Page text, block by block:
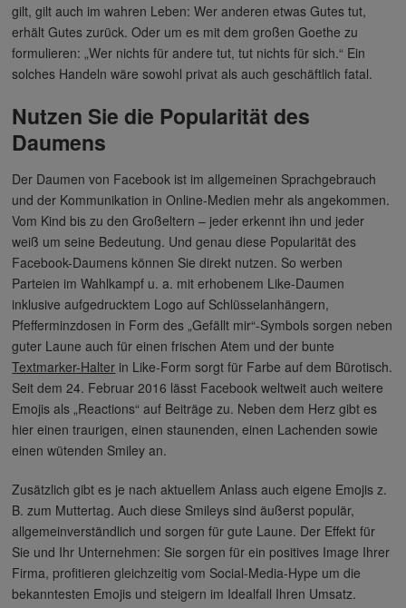
gilt, gilt auch im wahren Leben: Wer anderen etwas Gutes tut,
erhält Gutes zurück. Oder um es mit dem großen Goethe zu
formulieren: „Wer nichts für andere tut, tut nichts für sich.“ Ein
solches Handeln wäre sowohl privat als auch geschäftlich fatal.
Nutzen Sie die Popularität des
Daumens
Der Daumen von Facebook ist im allgemeinen Sprachgebrauch
und der Kommunikation in Online-Medien mehr als angekommen.
Vom Kind bis zu den Großeltern – jeder erkennt ihn und jeder
weiß um seine Bedeutung. Und genau diese Popularität des
Facebook-Daumens können Sie direkt nutzen. So werben
Parteien im Wahlkampf u. a. mit erhobenem Like-Daumen
inklusive aufgedrucktem Logo auf Schlüsselanhängern,
Pfefferminzdosen in Form des „Gefällt mir“-Symbols sorgen neben
guter Laune auch für einen frischen Atem und der bunte
Textmarker-Halter in Like-Form sorgt für Farbe auf dem Bürotisch.
Seit dem 24. Februar 2016 lässt Facebook weltweit auch weitere
Emojis als „Reactions“ auf Beiträge zu. Neben dem Herz gibt es
hier einen traurigen, einen staunenden, einen Lachenden sowie
einen wütenden Smiley an.
Zusätzlich gibt es je nach aktuellem Anlass auch eigene Emojis z.
B. zum Muttertag. Auch diese Smileys sind äußerst populär,
allgemeinverständlich und sorgen für gute Laune. Der Effekt für
Sie und Ihr Unternehmen: Sie sorgen für ein positives Image Ihrer
Firma, profitieren gleichzeitig vom Social-Media-Hype um die
bekanntesten Emojis und steigern im Idealfall Ihren Umsatz.